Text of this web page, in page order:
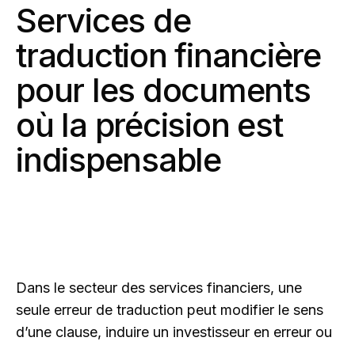
Services de
traduction financière
pour les documents
où la précision est
indispensable
Dans le secteur des services financiers, une
seule erreur de traduction peut modifier le sens
d’une clause, induire un investisseur en erreur ou